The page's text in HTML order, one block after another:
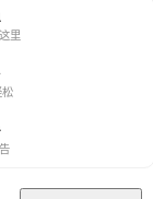
里
松